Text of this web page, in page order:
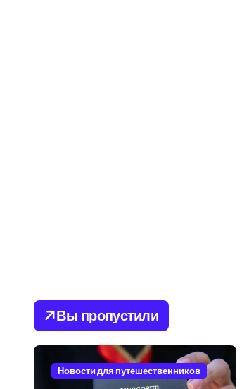
Вы пропустили
Новости для путешественников